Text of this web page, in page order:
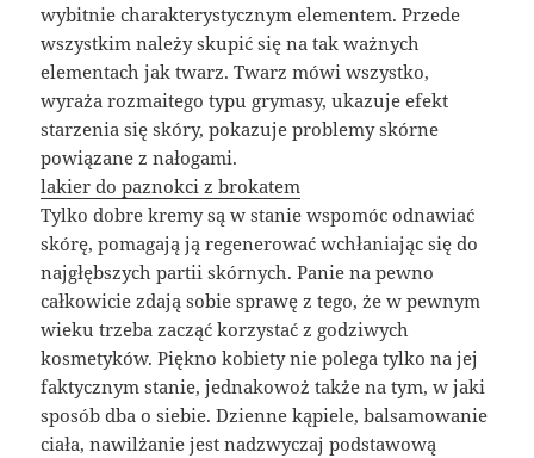
wybitnie charakterystycznym elementem. Przede
wszystkim należy skupić się na tak ważnych
elementach jak twarz. Twarz mówi wszystko,
wyraża rozmaitego typu grymasy, ukazuje efekt
starzenia się skóry, pokazuje problemy skórne
powiązane z nałogami.
lakier do paznokci z brokatem
Tylko dobre kremy są w stanie wspomóc odnawiać
skórę, pomagają ją regenerować wchłaniając się do
najgłębszych partii skórnych. Panie na pewno
całkowicie zdają sobie sprawę z tego, że w pewnym
wieku trzeba zacząć korzystać z godziwych
kosmetyków. Piękno kobiety nie polega tylko na jej
faktycznym stanie, jednakowoż także na tym, w jaki
sposób dba o siebie. Dzienne kąpiele, balsamowanie
ciała, nawilżanie jest nadzwyczaj podstawową